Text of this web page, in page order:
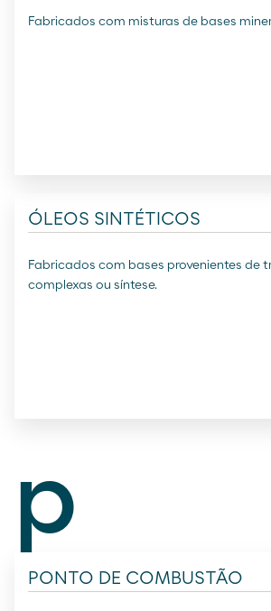
Fabricados com misturas de bases
ÓLEOS SINTÉTICOS
Fabricados com bases provenientes de
complexas ou síntese.
p
PONTO DE COMBUSTÃO